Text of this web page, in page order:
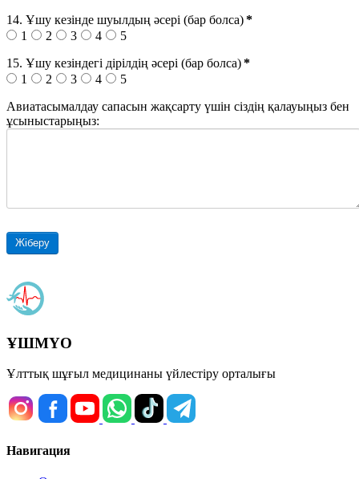
14. Ұшу кезінде шуылдың әсері (бар болса)*
1
2 3 4
5
15. Ұшу кезіндегі дірілдің әсері (бар болса)*
1
2 3 4
5
Авиатасымалдау сапасын жақсарту үшін сіздің қалауыңыз бен
ұсыныстарыңыз:
Жіберу
ҰШМҮО
Ұлттық шұғыл медицинаны үйлестіру орталығы
Навигация